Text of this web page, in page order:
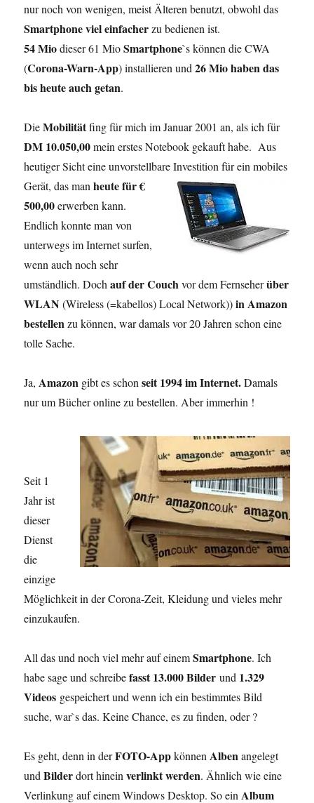
nur noch von wenigen, meist Älteren benutzt, obwohl das
Smartphone viel einfacherzu bedienen ist.
54 Miodieser 61 MioSmartphone`s können die CWA
(Corona-Warn-App) installieren und26 Mio haben das
bis heute auch getan.
DieMobilitätfing für mich im Januar 2001 an, als ich für
DM 10.050,00mein erstes Notebook gekauft habe. Aus
heutiger Sicht eine unvorstellbareInvestition für ein mobiles
Gerät, das manheute für €
500,00erwerben kann.
Endlich konnte man von
unterwegs im Internet surfen,
wenn auch noch sehr
umständlich. Dochauf der Couchvor dem Fernseherüber
WLAN (Wireless (=kabellos) Local Network))in Amazon
bestellenzu können, war damals vor 20 Jahren schon eine
tolle Sache.
Ja, Amazon gibt es schonseit 1994 im Internet.Damals
nur um Bücher online zu bestellen. Aber immerhin !
Seit 1
Jahr ist
dieser
Dienst
die
einzige
Möglichkeit in der Corona-Zeit, Kleidung und vieles mehr
einzukaufen.
All das und noch viel mehr auf einemSmartphone. Ich
habe sage und schreibefasst 13.000 Bilderund 1.329
Videos gespeichert und wenn ich ein bestimmtes Bild
suche, war`s das. Keine Chance, es zu finden, oder ?
Es geht, denn in derFOTO-Appkönnen Albenangelegt
undBilderdort hineinverlinkt werden. Ähnlich wie eine
Verlinkung auf einem Windows Desktop. So ein Album